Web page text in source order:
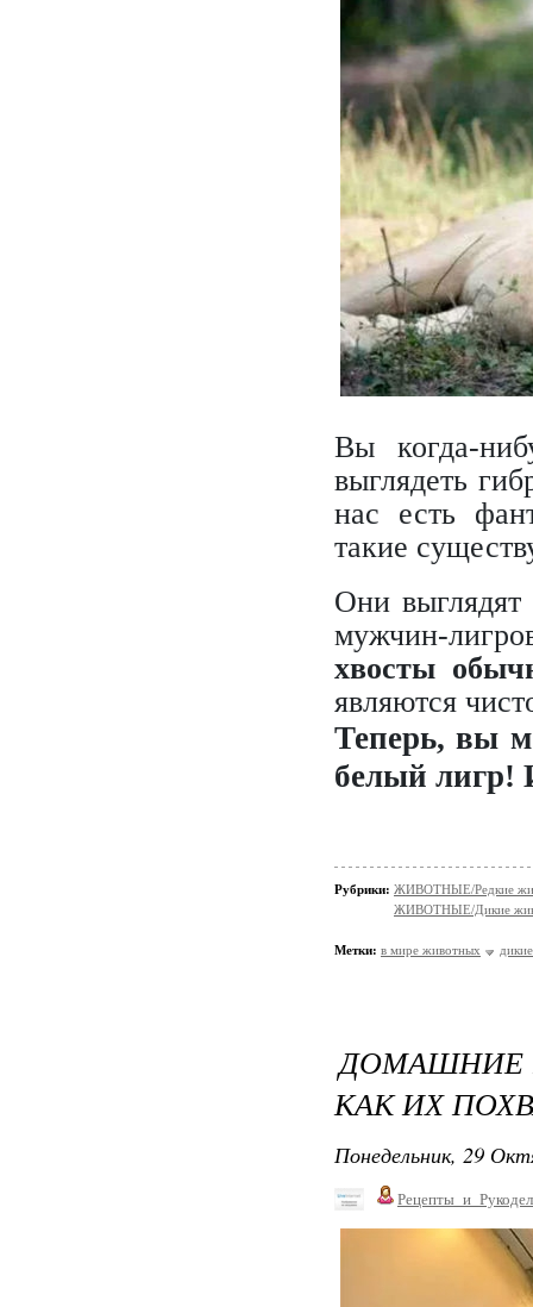
Вы когда-
выглядеть
нас есть
такие
Они выглядят
мужчин-
хвосты
являются
Теперь, вы
белый лигр!
Рубрики: ЖИВОТНЫЕ/Редкие
ЖИВОТНЫЕ/Дикие
Метки: в мире животных
ДОМАШНИЕ
КАК ИХ
Понедельник, 29